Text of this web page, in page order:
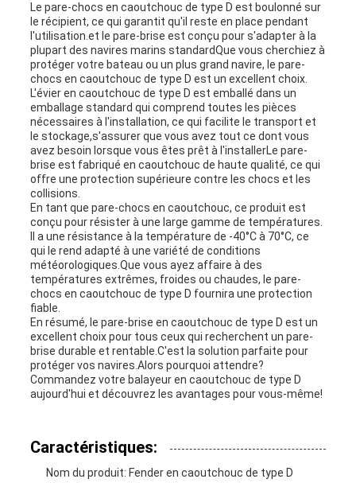
PLAN
SITE
PRIVACY
POLICY
Le pare-chocs en caoutchouc de type D est boulonné sur
le récipient, ce qui garantit qu'il reste en place pendant
l'utilisation.et le pare-brise est conçu pour s'adapter à la
plupart des navires marins standardQue vous cherchiez à
protéger votre bateau ou un plus grand navire, le pare-
chocs en caoutchouc de type D est un excellent choix.
L'évier en caoutchouc de type D est emballé dans un
emballage standard qui comprend toutes les pièces
nécessaires à l'installation, ce qui facilite le transport et
le stockage,s'assurer que vous avez tout ce dont vous
avez besoin lorsque vous êtes prêt à l'installerLe pare-
brise est fabriqué en caoutchouc de haute qualité, ce qui
offre une protection supérieure contre les chocs et les
collisions.
En tant que pare-chocs en caoutchouc, ce produit est
conçu pour résister à une large gamme de températures.
Il a une résistance à la température de -40°C à 70°C, ce
qui le rend adapté à une variété de conditions
météorologiques.Que vous ayez affaire à des
températures extrêmes, froides ou chaudes, le pare-
chocs en caoutchouc de type D fournira une protection
fiable.
En résumé, le pare-brise en caoutchouc de type D est un
excellent choix pour tous ceux qui recherchent un pare-
brise durable et rentable.C'est la solution parfaite pour
protéger vos navires.Alors pourquoi attendre?
Commandez votre balayeur en caoutchouc de type D
aujourd'hui et découvrez les avantages pour vous-même!
Caractéristiques:
Nom du produit: Fender en caoutchouc de type D